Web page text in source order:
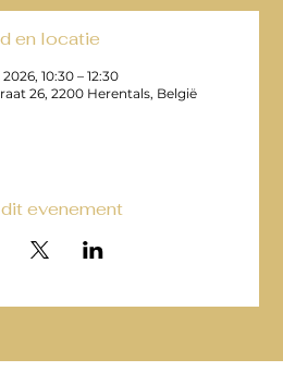
en locatie
10:30 – 12:30
26, 2200 Herentals, België
evenement